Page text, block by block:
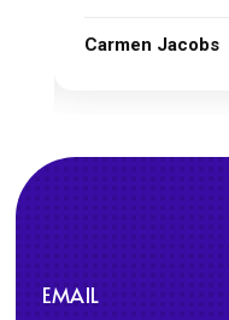
EMAIL